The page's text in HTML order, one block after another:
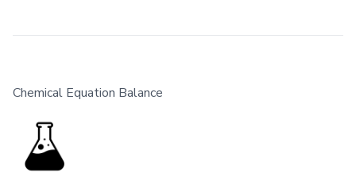
Chemical Equation Balance